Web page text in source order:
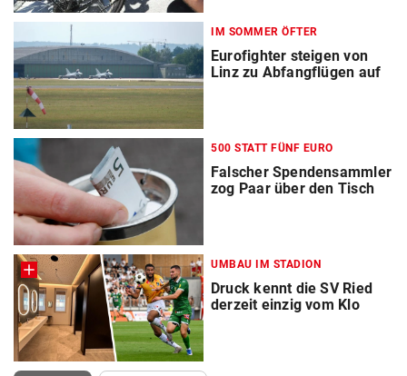
IM SOMMER ÖFTER
Eurofighter steigen von
Linz zu Abfangflügen auf
500 STATT FÜNF EURO
Falscher Spendensammler
zog Paar über den Tisch
UMBAU IM STADION
Druck kennt die SV Ried
derzeit einzig vom Klo